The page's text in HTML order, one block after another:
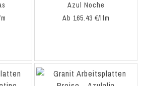
Azul Noche
Ab 165.43 €/lfm